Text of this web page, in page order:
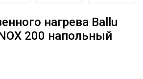
нагрева Ballu
200 напольный